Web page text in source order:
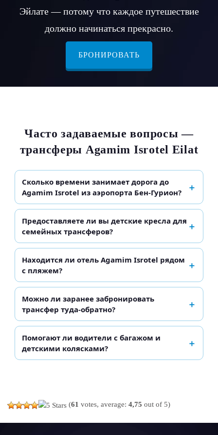
Эйлате — потому что каждое путешествие
должно начинаться прекрасно.
БРОНИРОВАТЬ
Часто задаваемые вопросы —
трансферы Agamim Isrotel Eilat
Сколько времени занимает дорога до
Agamim Isrotel из аэропорта Бен-Гурион?
Предоставляете ли вы детские кресла для
семейных трансферов?
Находится ли отель Agamim Isrotel рядом
с пляжем?
Можно ли заранее забронировать
трансфер туда-обратно?
Помогают ли водители с багажом и
детскими колясками?
(61 votes, average: 4,75 out of 5)